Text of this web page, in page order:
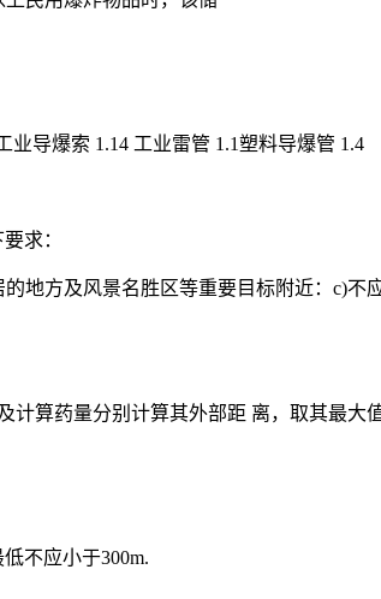
导爆索 1.14 工业雷管 1.1塑料导爆管 1.4
求：
地方及风景名胜区等重要目标附近：c)
算药量分别计算其外部距 离，取其最
不应小于300m.